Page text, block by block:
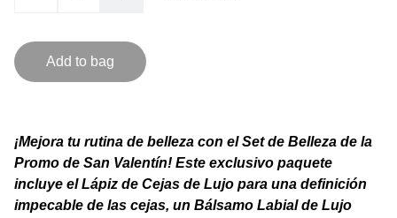
Add to bag
¡Mejora tu rutina de belleza con el Set de Belleza de la
Promo de San Valentín! Este exclusivo paquete
incluye el Lápiz de Cejas de Lujo para una definición
impecable de las cejas, un Bálsamo Labial de Lujo